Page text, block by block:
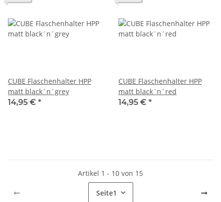
CUBE Flaschenhalter HPP
matt black´n´grey
14,95 € *
CUBE Flaschenhalter HPP
matt black´n´red
14,95 € *
Artikel 1 - 10 von 15
Seite1